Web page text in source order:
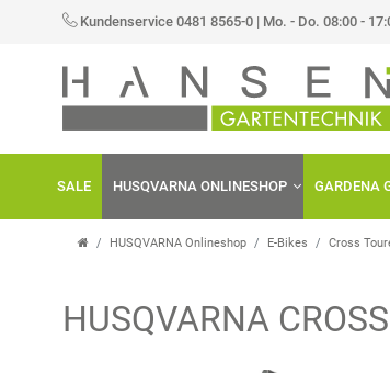
Kundenservice 0481 8565-0 | Mo. - Do. 08:00 -
SALE HUSQVARNA ONLINESHOP GARDENA
HUSQVARNA Onlineshop E-Bikes Cross
HUSQVARNA